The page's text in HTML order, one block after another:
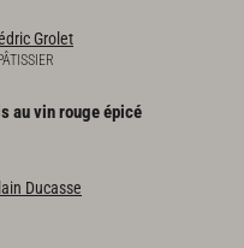
Grolet
auvinrougeépicé
Ducasse